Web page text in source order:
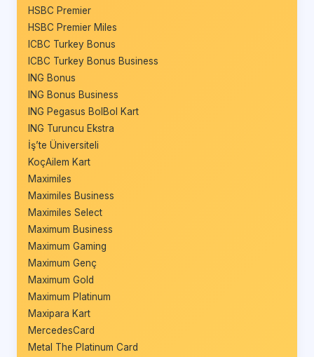
HSBC Premier
HSBC Premier Miles
ICBC Turkey Bonus
ICBC Turkey Bonus Business
ING Bonus
ING Bonus Business
ING Pegasus BolBol Kart
ING Turuncu Ekstra
İş’te Üniversiteli
KoçAilem Kart
Maximiles
Maximiles Business
Maximiles Select
Maximum Business
Maximum Gaming
Maximum Genç
Maximum Gold
Maximum Platinum
Maxipara Kart
MercedesCard
Metal The Platinum Card